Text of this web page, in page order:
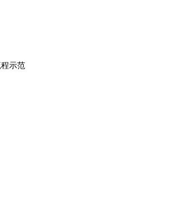
示范